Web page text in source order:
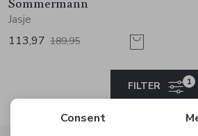
Schoenen
Truien en vesten
T-shirts en polos
Sokken
Jasje
113,97 189,95
1
FILTER
Consent